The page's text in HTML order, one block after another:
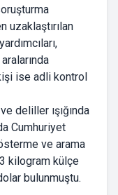
uzaklaştırılan
ise adli kontrol
deliller ışığında
Cumhuriyet
ve arama
kilogram külçe
bulunmuştu.